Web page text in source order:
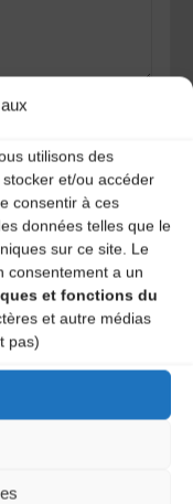
utilisons des
et/ou accéder
consentir à ces
données telles que le
sur ce site. Le
consentement a un
et fonctions du
et autre médias
pas)
my browser for next
indésirables.En
de vos